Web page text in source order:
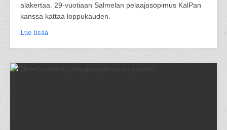
alakertaa. 29-vuotiaan Salmelan pelaajasopimus KalPan
kanssa kattaa loppukauden.
Lue lisää